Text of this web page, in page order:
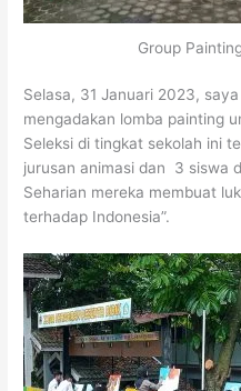
Group
Selasa, 31 Januari 2023,
mengadakan lomba painting
Seleksi di tingkat sekolah ini
jurusan animasi dan 3 siswa
Seharian mereka membuat
terhadap Indonesia”.